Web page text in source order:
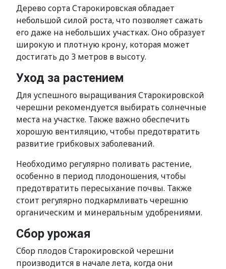
Дерево сорта Старокировская обладает
небольшой силой роста, что позволяет сажать
его даже на небольших участках. Оно образует
широкую и плотную крону, которая может
достигать до 3 метров в высоту.
Уход за растением
Для успешного выращивания Старокировской
черешни рекомендуется выбирать солнечные
места на участке. Также важно обеспечить
хорошую вентиляцию, чтобы предотвратить
развитие грибковых заболеваний.
Необходимо регулярно поливать растение,
особенно в период плодоношения, чтобы
предотвратить пересыхание почвы. Также
стоит регулярно подкармливать черешню
органическим и минеральным удобрениями.
Сбор урожая
Сбор плодов Старокировской черешни
производится в начале лета, когда они